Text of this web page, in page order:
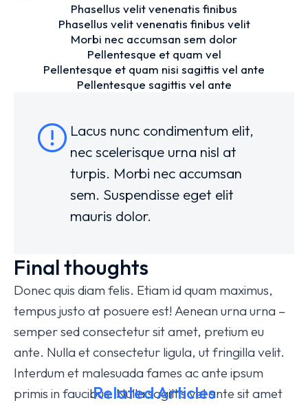
Phasellus velit venenatis finibus
Phasellus velit venenatis finibus velit
Morbi nec accumsan sem dolor
Pellentesque et quam vel
Pellentesque et quam nisi sagittis vel ante
Pellentesque sagittis vel ante
Lacus nunc condimentum elit,
nec scelerisque urna nisl at
turpis. Morbi nec accumsan
sem. Suspendisse eget elit
mauris dolor.
Final thoughts
Donec quis diam felis. Etiam id quam maximus,
tempus justo at posuere est! Aenean urna urna –
semper sed consectetur sit amet, pretium eu
ante. Nulla et consectetur ligula, ut fringilla velit.
Interdum et malesuada fames ac ante ipsum
primis in faucibus. Nulla sagittis vel ante sit amet
Related Articles